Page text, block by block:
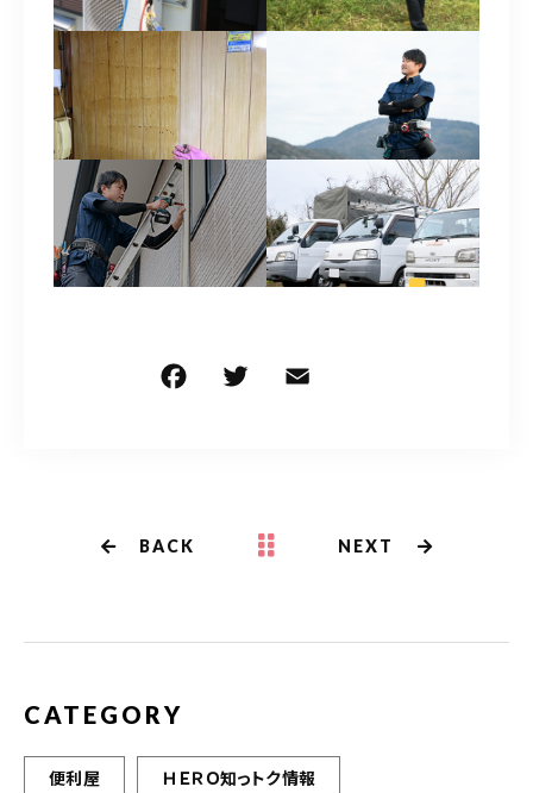
k
T
r
BACK NEXT
CATEGORY
便利屋 ＨＥＲＯ知っトク情報